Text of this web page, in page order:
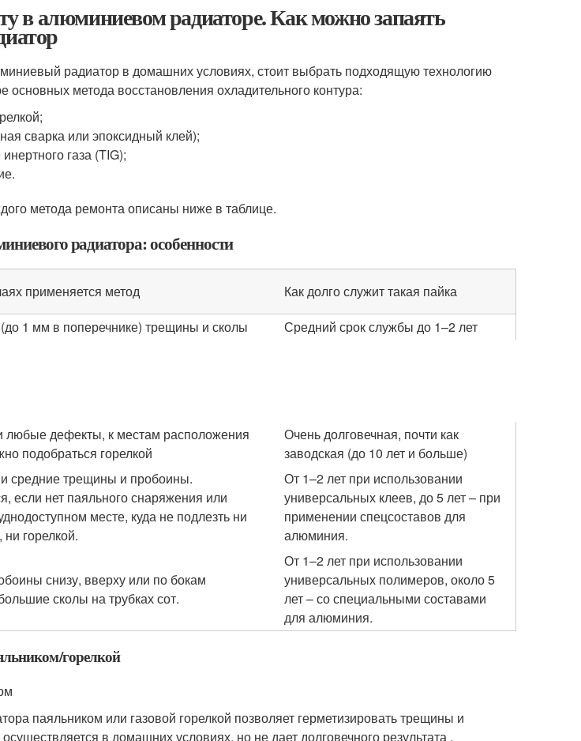
в алюминиевом радиаторе. Как можно запаять
радиатор в домашних условиях, стоит выбрать подходящую технологию
основных метода восстановления охладительного контура:
сварка или эпоксидный клей);
газа (TIG);
метода ремонта описаны ниже в таблице.
радиатора: особенности
применяется метод
Как долго служит такая пайка
1 мм в поперечнике) трещины и сколы
Средний срок службы до 1–2 лет
любые дефекты, к местам расположения
подобраться горелкой
Очень долговечная, почти как
заводская (до 10 лет и больше)
средние трещины и пробоины.
если нет паяльного снаряжения или
месте, куда не подлезть ни
горелкой.
От 1–2 лет при использовании
универсальных клеев, до 5 лет – при
применении спецсоставов для
алюминия.
снизу, вверху или по бокам
сколы на трубках сот.
От 1–2 лет при использовании
универсальных полимеров, около 5
лет – со специальными составами
для алюминия.
горелкой
паяльником или газовой горелкой позволяет герметизировать трещины и
в домашних условиях, но не дает долговечного результата .